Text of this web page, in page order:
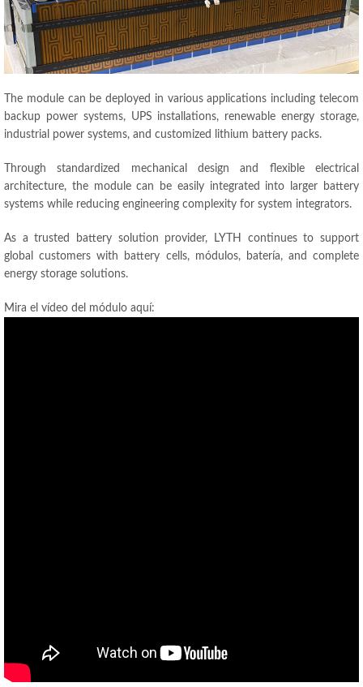
The module can be deployed in various applications including telecom
backup power systems, UPS installations, renewable energy storage,
industrial power systems, and customized lithium battery packs.
Through standardized mechanical design and flexible electrical
architecture, the module can be easily integrated into larger battery
systems while reducing engineering complexity for system integrators.
As a trusted battery solution provider,
LYTH continues to support
global customers with battery cells, módulos, batería, and complete
energy storage solutions.
Mira el vídeo del módulo aquí: